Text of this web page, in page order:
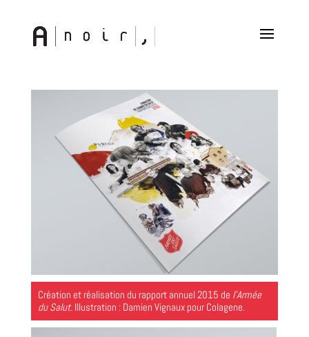
Création et réalisation du rapport annuel 2015 de l’Armée
du Salut.Illustration : Damien Vignaux pour Colagene.